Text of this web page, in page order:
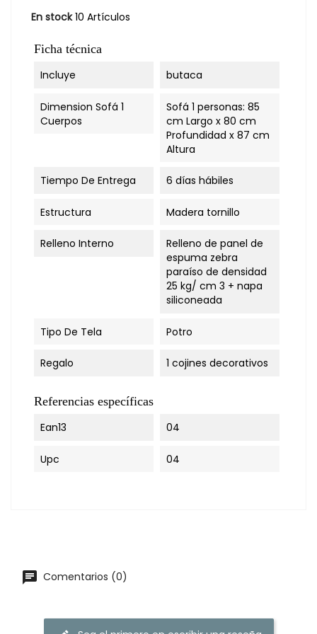
En stock 10 Artículos
Ficha técnica
Incluye
butaca
Dimension Sofá 1
Cuerpos
Sofá 1 personas: 85
cm Largo x 80 cm
Profundidad x 87 cm
Altura
Tiempo De Entrega 6 días hábiles
Estructura Madera tornillo
Relleno Interno
Relleno de panel de
espuma zebra
paraíso de densidad
25 kg/ cm 3 + napa
siliconeada
Tipo De Tela Potro
Regalo 1 cojines decorativos
Referencias específicas
Ean13
04
Upc 04
chat Comentarios (0)